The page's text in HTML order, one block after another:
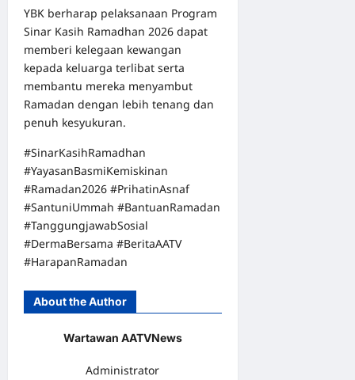
YBK berharap pelaksanaan Program
Sinar Kasih Ramadhan 2026 dapat
memberi kelegaan kewangan
kepada keluarga terlibat serta
membantu mereka menyambut
Ramadan dengan lebih tenang dan
penuh kesyukuran.
#SinarKasihRamadhan
#YayasanBasmiKemiskinan
#Ramadan2026 #PrihatinAsnaf
#SantuniUmmah #BantuanRamadan
#TanggungjawabSosial
#DermaBersama #BeritaAATV
#HarapanRamadan
About the Author
Wartawan AATVNews
Administrator